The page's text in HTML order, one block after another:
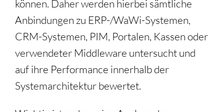
können. Daher werden hierbei sämtliche
Anbindungen zu ERP-/WaWi-Systemen,
CRM-Systemen, PIM, Portalen, Kassen oder
verwendeter Middleware untersucht und
auf ihre Performance innerhalb der
Systemarchitektur bewertet.